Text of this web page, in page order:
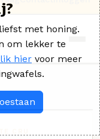
met honing.
om lekker te
hier voor meer